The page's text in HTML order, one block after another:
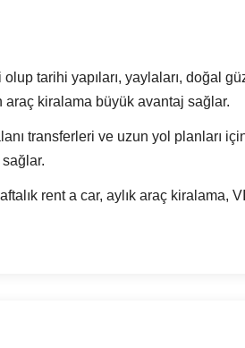
tarihi yapıları, yaylaları, doğal
araç kiralama büyük avantaj sağlar.
transferleri ve uzun yol planları
rent a car, aylık araç kiralama,